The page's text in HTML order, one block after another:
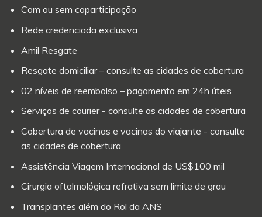
Com ou sem coparticipação
Rede credenciada exclusiva
Amil Resgate
Resgate domiciliar – consulte as cidades de cobertura
02 níveis de reembolso – pagamento em 24h úteis
Serviços de courier - consulte as cidades de cobertura
Cobertura de vacinas e vacinas do viajante - consulte
as cidades de cobertura
Assistência Viagem Internacional de US$100 mil
Cirurgia oftalmológica refrativa sem limite de grau
Transplantes além do Rol da ANS